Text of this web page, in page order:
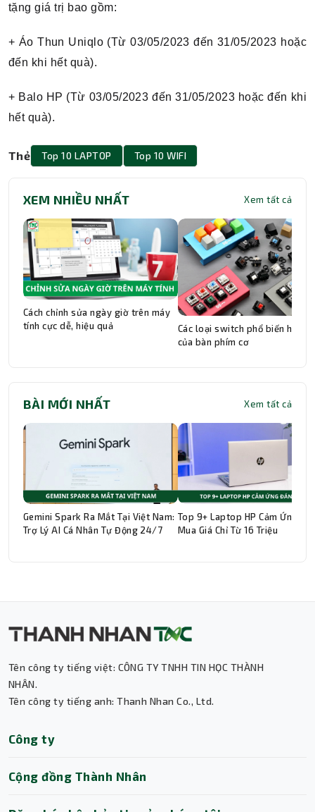
tặng giá trị bao gồm:
+ Áo Thun Uniqlo (Từ 03/05/2023 đến 31/05/2023 hoặc
đến khi hết quà).
+ Balo HP (Từ 03/05/2023 đến 31/05/2023 hoặc đến khi
hết quà).
Thẻ Top 10 LAPTOP Top 10 WIFI
XEM NHIỀU NHẤT Xem tất cả
Cách chỉnh sửa ngày giờ trên máy
tính cực dễ, hiệu quả
Các loại switch phổ biến hiện
của bàn phím cơ
BÀI MỚI NHẤT Xem tất cả
Gemini Spark Ra Mắt Tại Việt Nam:
Trợ Lý AI Cá Nhân Tự Động 24/7
Top 9+ Laptop HP Cảm Ứng
Mua Giá Chỉ Từ 16 Triệu
Tên công ty tiếng việt: CÔNG TY TNHH TIN HỌC THÀNH
NHÂN.
Tên công ty tiếng anh: Thanh Nhan Co., Ltd.
Công ty
Cộng đồng Thành Nhân